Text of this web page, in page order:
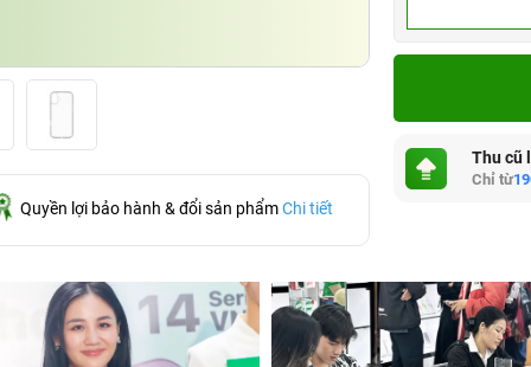
Quyền lợi bảo hành & đổi sản phẩm Chi tiết
Thu cũ
Chỉ từ